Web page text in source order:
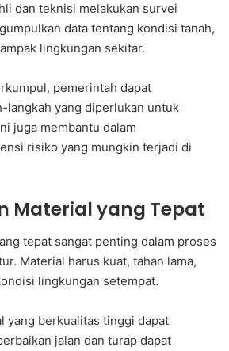
dan teknisi melakukan survei
data tentang kondisi tanah,
lingkungan sekitar.
pemerintah dapat
langkah yang diperlukan untuk
juga membantu dalam
risiko yang mungkin terjadi di
Material yang Tepat
tepat sangat penting dalam proses
Material harus kuat, tahan lama,
lingkungan setempat.
yang berkualitas tinggi dapat
jalan dan turap dapat